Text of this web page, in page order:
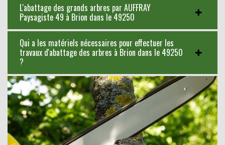
L'abattage des grands arbres par AUFFRAY
Paysagiste 49 à Brion dans le 49250
Qui a les matériels nécessaires pour effectuer les
travaux d'abattage des arbres à Brion dans le 49250
?